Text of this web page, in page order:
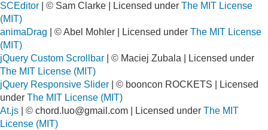
SCEditor | © Sam Clarke | Licensed under The MIT License
(MIT)
animaDrag | © Abel Mohler | Licensed under The MIT License
(MIT)
jQuery Custom Scrollbar | © Maciej Zubala | Licensed under
The MIT License (MIT)
jQuery Responsive Slider | © booncon ROCKETS | Licensed
under The MIT License (MIT)
At.js | © chord.luo@gmail.com | Licensed under The MIT
License (MIT)